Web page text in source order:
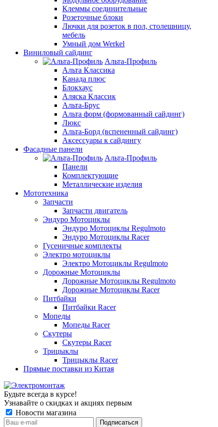
Клеммы соединительные
Розеточные блоки
Лючки для розеток в пол, столешницу,
мебель
Умный дом Werkel
Виниловый сайдинг
Альта-Профиль
Альта Классика
Канада плюс
Блокхаус
Аляска Классик
Альта-Брус
Альта форм (формованный сайдинг)
Люкс
Альта-Борд (вспененный сайдинг)
Аксессуары к сайдингу
Фасадные панели
Альта-Профиль
Панели
Комплектующие
Металлические изделия
Мототехника
Запчасти
Запчасти двигатель
Эндуро Мотоциклы
Эндуро Мотоциклы Regulmoto
Эндуро Мотоциклы Racer
Гусеничные комплекты
Электро мотоциклы
Электро Мотоциклы Regulmoto
Дорожные Мотоциклы
Дорожные Мотоциклы Regulmoto
Дорожные Мотоциклы Racer
Питбайки
Питбайки Racer
Мопеды
Мопеды Racer
Скутеры
Скутеры Racer
Трицыклы
Трицыклы Racer
Прямые поставки из Китая
Будьте всегда в курсе!
Узнавайте о скидках и акциях первым
Новости магазина